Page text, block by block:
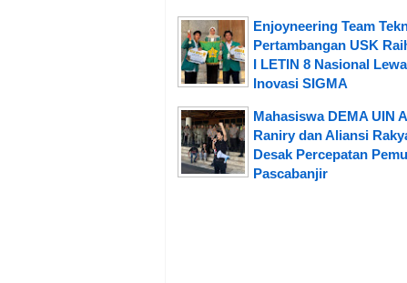
Enjoyneering Team
Pertambangan USK
I LETIN 8 Nasional
Inovasi SIGMA
Mahasiswa DEMA UIN
Raniry dan Aliansi
Desak Percepatan
Pascabanjir